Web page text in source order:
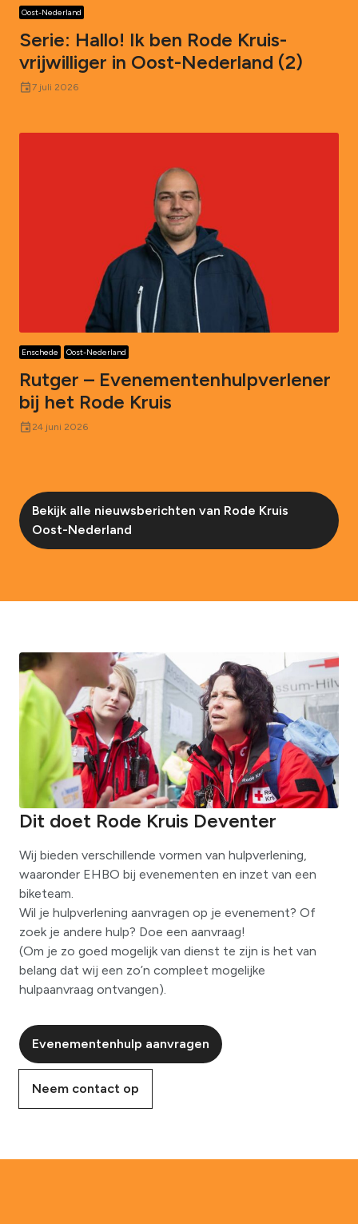
Oost-Nederland
Serie: Hallo! Ik ben Rode Kruis-
vrijwilliger in Oost-Nederland (2)
event7 juli 2026
Enschede Oost-Nederland
Rutger – Evenementenhulpverlener
bij het Rode Kruis
event 24 juni 2026
Bekijk alle nieuwsberichten van Rode Kruis
Oost-Nederland
Dit doet Rode Kruis Deventer
Wij bieden verschillende vormen van hulpverlening,
waaronder EHBO bij evenementen en inzet van een
biketeam.
Wil je hulpverlening aanvragen op je evenement? Of
zoek je andere hulp? Doe een aanvraag!
(Om je zo goed mogelijk van dienst te zijn is het van
belang dat wij een zo’n compleet mogelijke
hulpaanvraag ontvangen).
Evenementenhulp aanvragen
Neem contact op